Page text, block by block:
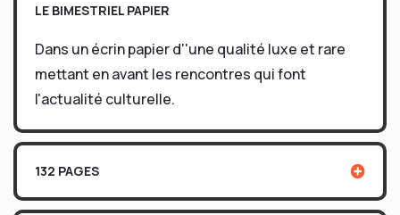
LE BIMESTRIEL PAPIER
Dans un écrin papier d''une qualité luxe et rare
mettant en avant les rencontres qui font
l'actualité culturelle.
132 PAGES